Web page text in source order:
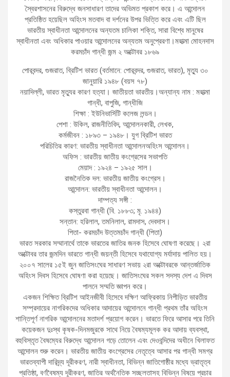
স্বৈরশাসনের বিরুদ্ধে জনসাধারণ তাদের অভিমত প্রকাশ করে। এ আন্দোলন
প্রতিষ্ঠিত হয়েছিল অহিংস মতবাদ বা দর্শনের উপর ভিত্তি করে এবং এটি ছিল
ভারতীয় স্বাধীনতা আন্দোলনের অন্যতম চালিকা শক্তি, সারা বিশ্বে মানুষের
স্বাধীনতা এবং অধিকার পাওয়ার আন্দোলনের অন্যতম অনুপ্রেরণা।মহাত্মা মোহনদাস
করমচাঁদ গান্ধী জন্ম ২ অক্টোবর ১৮৬৯
পোরবন্দর, গুজরাত, ব্রিটিশ ভারত (বর্তমানে: পোরবন্দর, গুজরাত, ভারত), মৃত্যু ৩০
জানুয়ারি ১৯৪৮ (বয়স ৭৮)
নয়াদিল্লী, ভারত মৃত্যুর কারণ হত্যা। জাতীয়তা ভারতীয়।অন্যান্য নাম : মহাত্মা
গান্ধী, বাপুজি, গান্ধীজি
শিক্ষা : ইউনিভার্সিটি কলেজ লন্ডন।
পেশা : উকিল, রাজনীতিবিদ, আন্দোলনকারী, লেখক,
কর্মজীবন : ১৮৯৩ – ১৯৪৮। যুগ ব্রিটিশ ভারত
পরিচিতির কারণ: ভারতীয় স্বাধীনতা আন্দোলনঅহিংস আন্দোলন।
অফিস : ভারতীয় জাতীয় কংগ্রেসের সভাপতি
মেয়াদ : ১৯২৪ – ১৯২৫ সাল।
রাজনৈতিক দল: ভারতীয় জাতীয় কংগ্রেস।
আন্দোলন: ভারতীয় স্বাধীনতা আন্দোলন।
দাম্পত্য সঙ্গী :
কস্তুরবা গান্ধী (বি. ১৮৮৩; মৃ. ১৯৪৪)
সন্তান: হরিলাল, তমনিলাল, রামদাস, দেবদাস।
পিতা- করমচাঁদ উত্তমচাঁদ গান্ধী (পিতা)
ভারত সরকার সম্মানার্থে তাকে ভারতের জাতির জনক হিসেবে ঘোষণা করেছে। ২রা
অক্টোবর তার জন্মদিন ভারতে গান্ধী জয়ন্তী হিসেবে যথাযোগ্য মর্যাদায় পালিত হয়।
২০০৭ সালের ১৫ই জুন জাতিসংঘের সাধারণ সভায় ২রা অক্টোবরকে আন্তর্জাতিক
অহিংস দিবস হিসেবে ঘোষণা করা হয়েছে। জাতিসংঘের সকল সদস্য দেশ এ দিবস
পালনে সম্মতি জ্ঞাপন করে।
একজন শিক্ষিত ব্রিটিশ আইনজীবী হিসেবে দক্ষিণ আফ্রিকায় নিপীড়িত ভারতীয়
সম্প্রদায়ের নাগরিকদের অধিকার আদায়ের আন্দোলনে গান্ধী প্রথম তাঁর অহিংস
শান্তিপূর্ণ নাগরিক আন্দোলনের মতাদর্শ প্রয়োগ করেন। ভারতে ফিরে আসার পরে তিনি
কয়েকজন দুঃস্থ কৃষক-দিনমজুরকে সাথে নিয়ে বৈষম্যমূলক কর আদায় ব্যবস্থা,
বহুবিস্তৃত বৈষম্যের বিরুদ্ধে আন্দোলন গড়ে তোলেন এবং দেওবন্দিদের অধীনে খিলাফত
আন্দোলন শুরু করেন। ভারতীয় জাতীয় কংগ্রেসের নেতৃত্বে আসার পর গান্ধী সমগ্র
ভারতব্যাপী দারিদ্র্য দূরীকরণ, নারী স্বাধীনতা, বিভিন্ন জাতিগোষ্ঠীর মধ্যে ভ্রাতৃত্ব
প্রতিষ্ঠা, বর্ণবৈষম্য দূরীকরণ, জাতির অর্থনৈতিক সচ্ছলতাসহ বিভিন্ন বিষয়ে প্রচার